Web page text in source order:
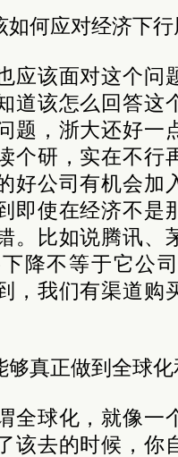
如何应对经济下
应该面对这个问
道该怎么回答这
题，浙大还好一
个研，实在不行
好公司有机会加
即使在经济不是
。比如说腾讯、
降不等于它公
，我们有渠道购
够真正做到全球
全球化，就像一
该去的时候，你